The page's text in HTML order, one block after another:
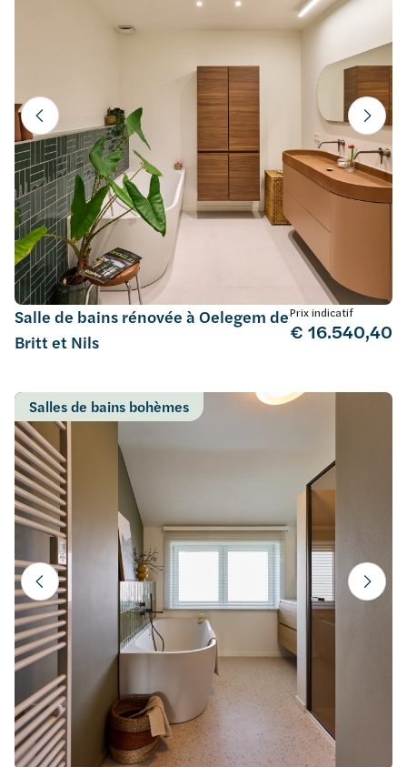
Salle de bains rénovée à Oelegem de
Britt et Nils
Prix indicatif
€ 16.540,40
Salles de bains bohèmes